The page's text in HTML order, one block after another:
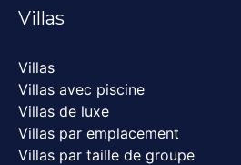
Villas
Villas
Villas avec piscine
Villas de luxe
Villas par emplacement
Villas par taille de groupe